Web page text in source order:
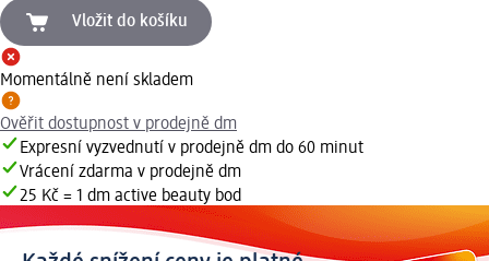
Vložit do košíku
Momentálně není skladem
Ověřit dostupnost v prodejně dm
Expresní vyzvednutí v prodejně dm do 60 minut
Vrácení zdarma v prodejně dm
25 Kč = 1 dm active beauty bod